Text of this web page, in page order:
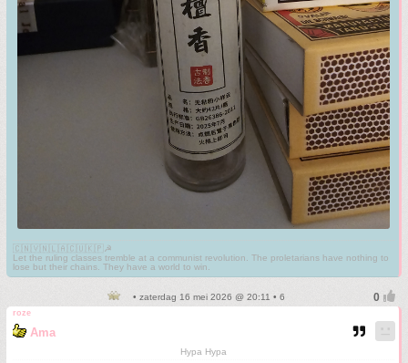
🇨🇳🇻🇳🇱🇦🇨🇺🇰🇵☭
Let the ruling classes tremble at a communist revolution. The proletarians have nothing to
lose but their chains. They have a world to win.
• zaterdag 16 mei 2026 @ 20:11 • 6
roze
Ama
Hypa Hypa